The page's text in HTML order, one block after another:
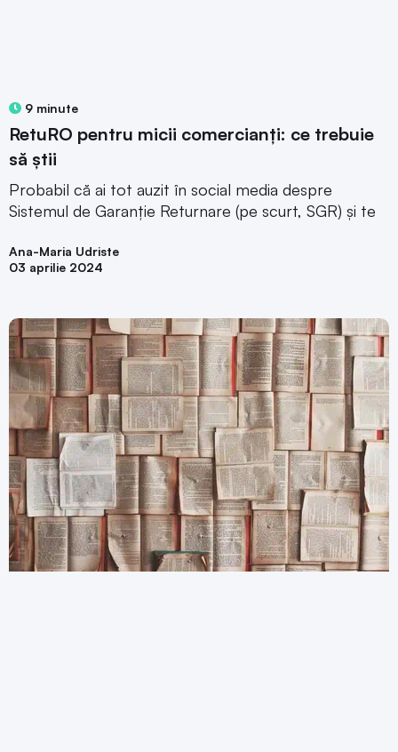
9 minute
RetuRO pentru micii comercianți: ce trebuie
să știi
Probabil că ai tot auzit în social media despre
Sistemul de Garanție Returnare (pe scurt, SGR) și te
Ana-Maria Udriste
03 aprilie 2024